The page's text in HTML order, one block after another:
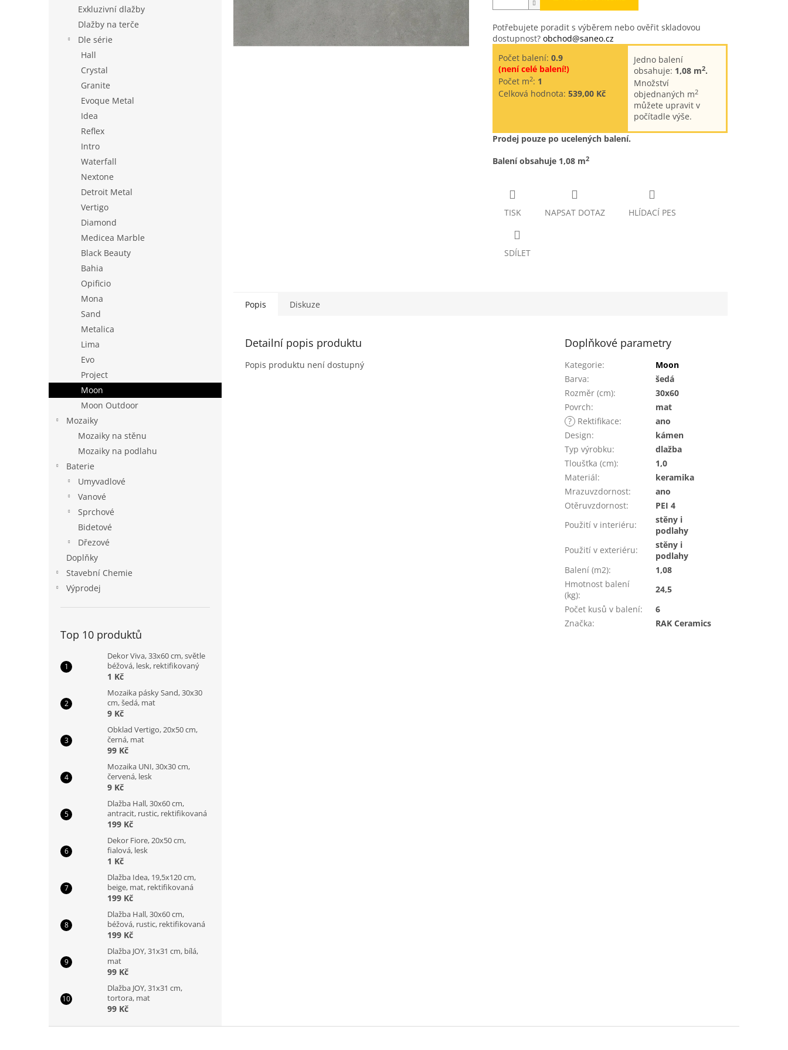
Exkluzivní dlažby
Dlažby na terče
Dle série
Hall
Crystal
Granite
Evoque Metal
Idea
Reflex
Intro
Waterfall
Nextone
Detroit Metal
Vertigo
Diamond
Medicea Marble
Black Beauty
Bahia
Opificio
Mona
Sand
Metalica
Lima
Evo
Project
Moon
Moon Outdoor
Mozaiky
Mozaiky na stěnu
Mozaiky na podlahu
Baterie
Umyvadlové
Vanové
Sprchové
Bidetové
Dřezové
Doplňky
Stavební Chemie
Výprodej
Top 10 produktů
Dekor Viva, 33x60 cm, světle
béžová, lesk, rektifikovaný
1 Kč
Mozaika pásky Sand, 30x30
cm, šedá, mat
9 Kč
Obklad Vertigo, 20x50 cm,
černá, mat
99 Kč
Mozaika UNI, 30x30 cm,
červená, lesk
9 Kč
Dlažba Hall, 30x60 cm,
antracit, rustic, rektifikovaná
199 Kč
Dekor Fiore, 20x50 cm,
fialová, lesk
1 Kč
Dlažba Idea, 19,5x120 cm,
beige, mat, rektifikovaná
199 Kč
Dlažba Hall, 30x60 cm,
béžová, rustic, rektifikovaná
199 Kč
Dlažba JOY, 31x31 cm, bílá,
mat
99 Kč
Dlažba JOY, 31x31 cm,
tortora, mat
99 Kč
Potřebujete poradit s výběrem nebo ověřit skladovou
dostupnost? obchod@saneo.cz
Počet balení: 0.9
(není celé balení!)
Počet m2: 1
Celková hodnota: 539,00 Kč
Jedno balení
obsahuje: 1,08 m2.
Množství
objednaných m2
můžete upravit v
počítadle výše.
Prodej pouze po ucelených balení.
Balení obsahuje 1,08 m2
TISK NAPSAT DOTAZ HLÍDACÍ PES
SDÍLET
Popis Diskuze
Detailní popis produktu
Popis produktu není dostupný
Doplňkové parametry
Kategorie:
Moon
Barva:
šedá
Rozměr (cm):
30x60
Povrch:
mat
? Rektifikace:
ano
Design:
kámen
Typ výrobku:
dlažba
Tloušťka (cm):
1,0
Materiál:
keramika
Mrazuvzdornost:
ano
Otěruvzdornost:
PEI 4
Použití v interiéru:
stěny i
podlahy
Použití v exteriéru:
stěny i
podlahy
Balení (m2):
1,08
Hmotnost balení
(kg):
24,5
Počet kusů v balení:
6
Značka: RAK Ceramics